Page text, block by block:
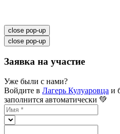
close pop-up
close pop-up
Заявка на участие
Уже были с нами?
Войдите в Лагерь Кулуаровца и
заполнится автоматически 💚